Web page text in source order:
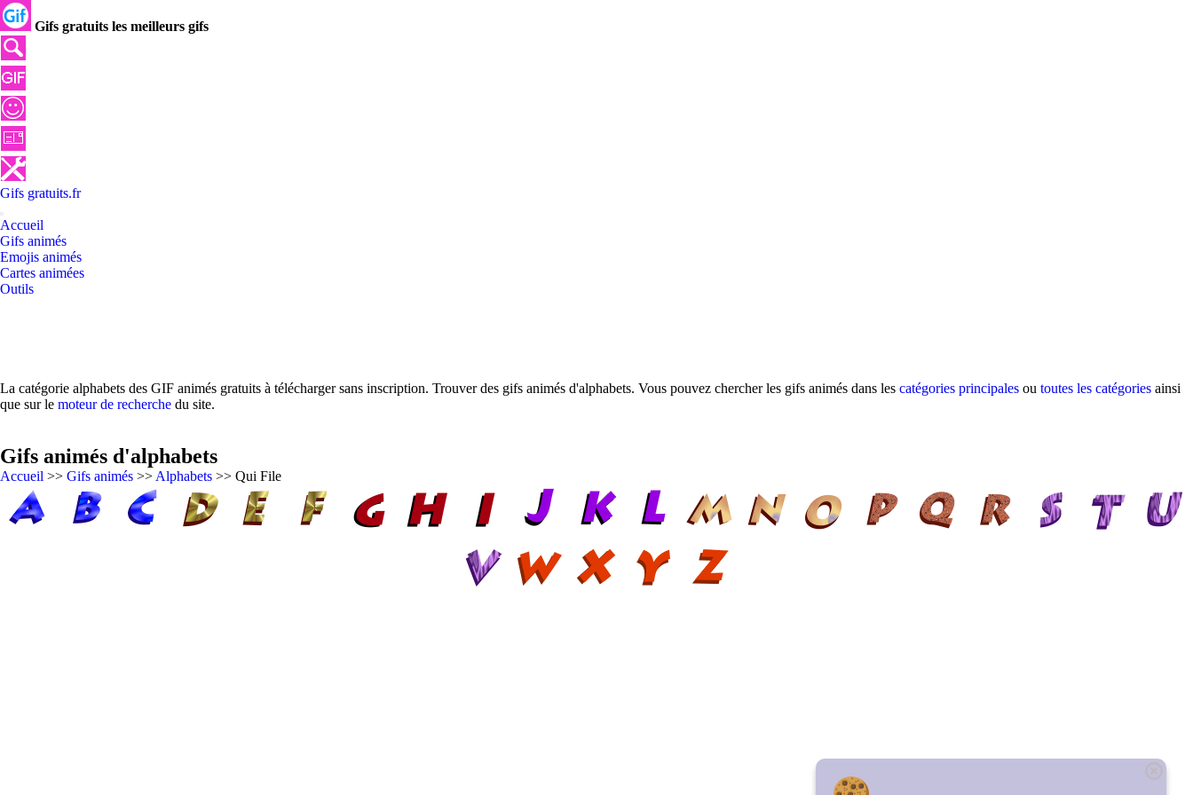
Gifs gratuits les meilleurs gifs
Gifs gratuits.fr
Accueil
Gifs animés
Emojis animés
Cartes animées
Outils
La catégorie alphabets des GIF animés gratuits à télécharger sans inscription. Trouver des gifs animés d'alphabets. Vous pouvez chercher les gifs animés dans les catégories principales ou toutes les catégories ainsi
que sur le moteur de recherche du site.
Gifs animés d'alphabets
Accueil >> Gifs animés >> Alphabets >> Qui File